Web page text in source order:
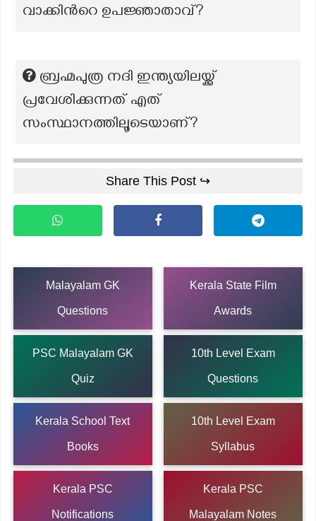
വാക്കിന്‍റെ ഉപജ്ഞാതാവ്?
ബ്രഹ്മപുത്ര നദി ഇന്ത്യയിലയ്ക്ക്
പ്രവേശിക്കുന്നത് എത്
സംസ്ഥാനത്തിലൂടെയാണ്?
Share This Post ↪
Malayalam GK
Questions
Kerala State Film
Awards
PSC Malayalam GK
Quiz
10th Level Exam
Questions
Kerala School Text
Books
10th Level Exam
Syllabus
Kerala PSC
Notifications
Kerala PSC
Malayalam Notes